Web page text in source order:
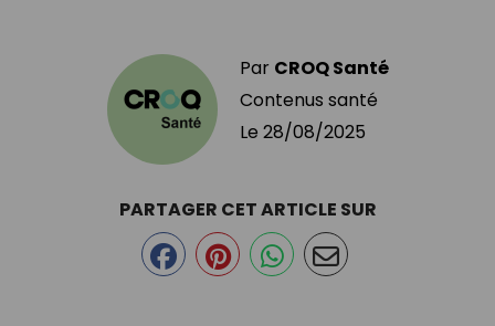
Par CROQ Santé
Contenus santé
Le 28/08/2025
PARTAGER CET ARTICLE SUR